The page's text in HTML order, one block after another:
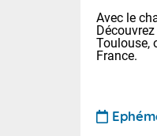
Avec le
Toulouse,
France.